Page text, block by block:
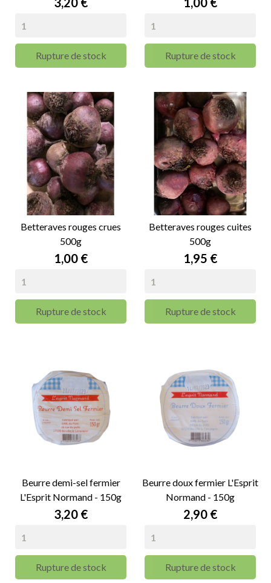
Rupture de stock Rupture de stock
Betteraves rouges crues
500g
Prix
1,00 €
Rupture de stock
Betteraves rouges cuites
500g
Prix
1,95 €
Rupture de stock
Beurre demi-sel fermier
L'Esprit Normand - 150g
Prix
3,20 €
Rupture de stock
Beurre doux fermier L'Esprit
Normand - 150g
Prix
2,90 €
Rupture de stock